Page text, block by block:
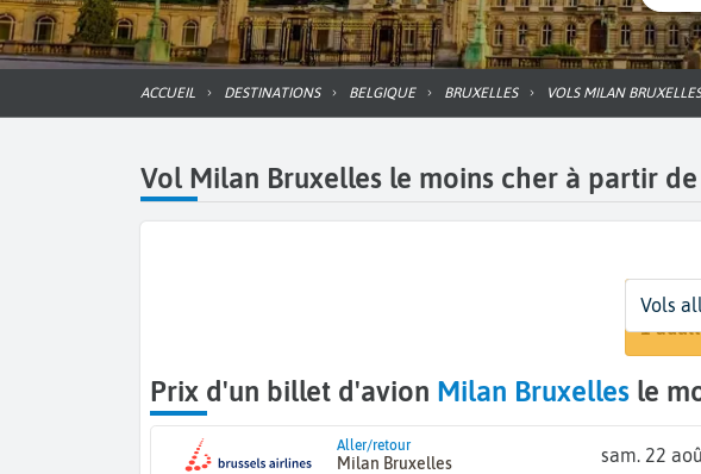
ACCUEIL DESTINATIONS BELGIQUE BRUXELLES VOLS MILAN BRUXELLES
Vol Milan Bruxelles le moins cher à partir
Départ
Milan
Dates
Dates
1
Vols
Prix d'un billet d'avion Milan Bruxelles le
Aller/retour
Milan Bruxelles sam. 22